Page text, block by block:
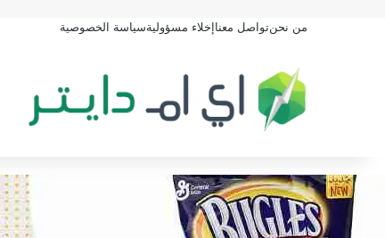
من نحنتواصل معناإخلاء مسؤوليةسياسة الخصوصية